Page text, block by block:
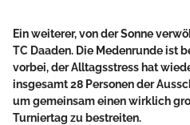
Ein weiterer, von der Sonne
TC Daaden. Die Medenrunde ist
vorbei, der Alltagsstress hat
insgesamt 28 Personen der
um gemeinsam einen wirklich
Turniertag zu bestreiten.